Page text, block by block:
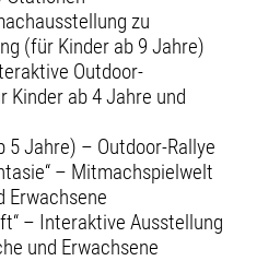
zu
(für Kinder ab 9 Jahre)
Outdoor-
Kinder ab 4 Jahre und
5 Jahre) – Outdoor-Rallye
– Mitmachspielwelt
Erwachsene
– Interaktive Ausstellung
und Erwachsene